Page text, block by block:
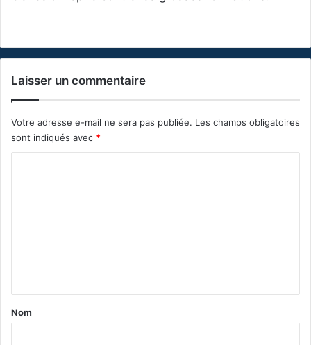
Laisser un commentaire
Votre adresse e-mail ne sera pas publiée. Les champs obligatoires
sont indiqués avec *
a
Nom